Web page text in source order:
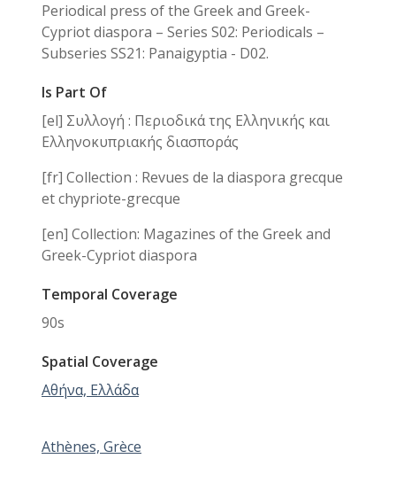
Periodical press of the Greek and Greek-
Cypriot diaspora – Series S02: Periodicals –
Subseries SS21: Panaigyptia - D02.
Is Part Of
[el] Συλλογή : Περιοδικά της Ελληνικής και
Ελληνοκυπριακής διασποράς
[fr] Collection : Revues de la diaspora grecque
et chypriote-grecque
[en] Collection: Magazines of the Greek and
Greek-Cypriot diaspora
Temporal Coverage
90s
Spatial Coverage
Αθήνα, Ελλάδα
Athènes, Grèce